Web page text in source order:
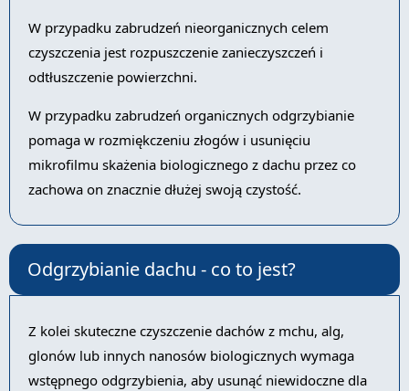
W przypadku zabrudzeń nieorganicznych celem
czyszczenia jest rozpuszczenie zanieczyszczeń i
odtłuszczenie powierzchni.
W przypadku zabrudzeń organicznych odgrzybianie
pomaga w rozmiękczeniu złogów i usunięciu
mikrofilmu skażenia biologicznego z dachu przez co
zachowa on znacznie dłużej swoją czystość.
Odgrzybianie dachu - co to jest?
Z kolei skuteczne czyszczenie dachów z mchu, alg,
glonów lub innych nanosów biologicznych wymaga
wstępnego odgrzybienia, aby usunąć niewidoczne dla